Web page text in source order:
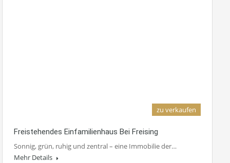
zu verkaufen
Freistehendes Einfamilienhaus Bei Freising
Sonnig, grün, ruhig und zentral – eine Immobilie der…
Mehr Details